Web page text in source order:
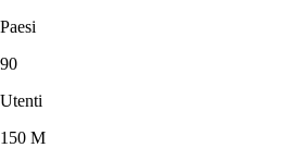
Paesi
90
Utenti
150 M